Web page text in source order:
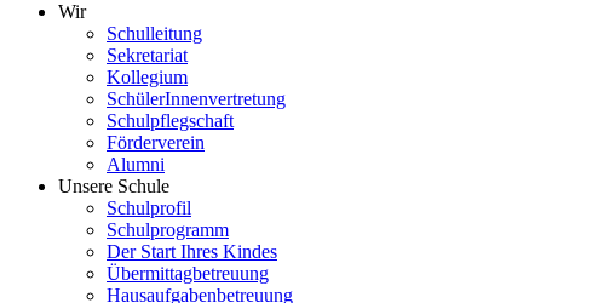
Wir
Schulleitung
Sekretariat
Kollegium
SchülerInnenvertretung
Schulpflegschaft
Förderverein
Alumni
Unsere Schule
Schulprofil
Schulprogramm
Der Start Ihres Kindes
Übermittagbetreuung
Hausaufgabenbetreuung